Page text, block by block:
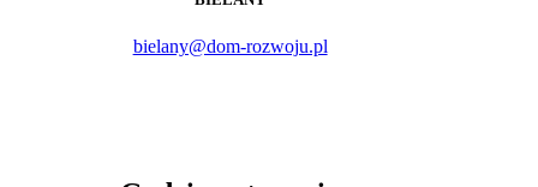
bielany@dom-rozwoju.pl